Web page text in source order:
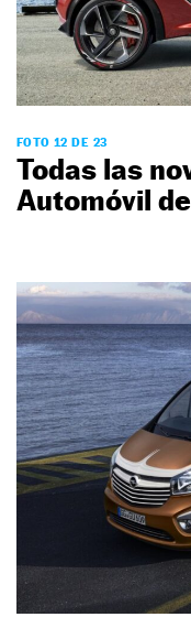
FOTO 12 DE 23
Todas las
Automóvil